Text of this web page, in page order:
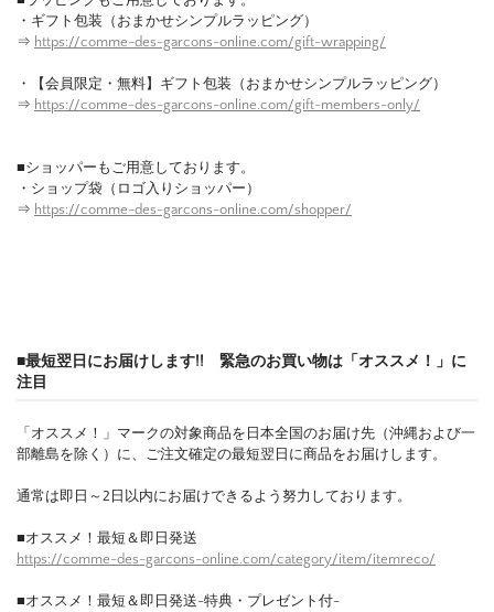
・ギフト包装（おまかせシンプルラッピング）
⇒ https://comme-des-garcons-online.com/gift-wrapping/
・【会員限定・無料】ギフト包装（おまかせシンプルラッピング）
⇒ https://comme-des-garcons-online.com/gift-members-only/
■ショッパーもご用意しております。
・ショップ袋（ロゴ入りショッパー）
⇒ https://comme-des-garcons-online.com/shopper/
■最短翌日にお届けします!! 緊急のお買い物は「オススメ！」に
注目
「オススメ！」マークの対象商品を日本全国のお届け先（沖縄および一
部離島を除く）に、ご注文確定の最短翌日に商品をお届けします。
通常は即日～2日以内にお届けできるよう努力しております。
■オススメ！最短＆即日発送
https://comme-des-garcons-online.com/category/item/itemreco/
■オススメ！最短＆即日発送-特典・プレゼント付-